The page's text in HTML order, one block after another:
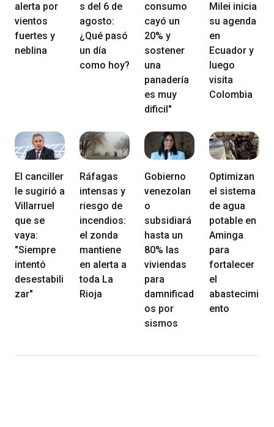
alerta por
vientos
fuertes y
neblina
s del 6 de
agosto:
¿Qué pasó
un día
como hoy?
consumo
cayó un
20% y
sostener
una
panadería
es muy
dificil"
Milei inicia
su agenda
en
Ecuador y
luego
visita
Colombia
El canciller
le sugirió a
Villarruel
que se
vaya:
"Siempre
intentó
desestabili
zar"
Ráfagas
intensas y
riesgo de
incendios:
el zonda
mantiene
en alerta a
toda La
Rioja
Gobierno
venezolan
o
subsidiará
hasta un
80% las
viviendas
para
damnificad
os por
sismos
Optimizan
el sistema
de agua
potable en
Aminga
para
fortalecer
el
abastecimi
ento